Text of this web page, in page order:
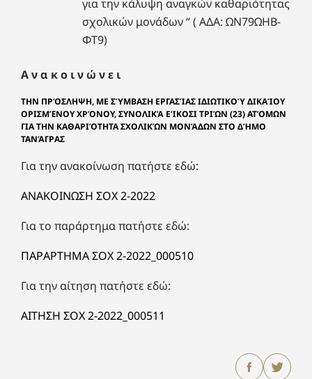
για την κάλυψη αναγκών καθαριότητας
σχολικών μονάδων “ ( ΑΔΑ: ΩΝ79ΩΗΒ-
ΦΤ9)
Α ν α κ ο ι ν ώ ν ε ι
ΤΗΝ ΠΡΌΣΛΗΨΗ, ΜΕ ΣΎΜΒΑΣΗ ΕΡΓΑΣΊΑΣ ΙΔΙΩΤΙΚΟΎ ΔΙΚΑΊΟΥ
ΟΡΙΣΜΈΝΟΥ ΧΡΌΝΟΥ, ΣΥΝΟΛΙΚΆ ΕΊΚΟΣΙ ΤΡΙΏΝ (23)ΑΤΌΜΩΝ
ΓΙΑ ΤΗΝ ΚΑΘΑΡΙΌΤΗΤΑ ΣΧΟΛΙΚΏΝ ΜΟΝΆΔΩΝ ΣΤΟ ΔΉΜΟ
ΤΑΝΆΓΡΑΣ
Για την ανακοίνωση πατήστε εδώ:
ΑΝΑΚΟΙΝΩΣΗ ΣΟΧ 2-2022
Για το παράρτημα πατήστε εδώ:
ΠΑΡΑΡΤΗΜΑ ΣΟΧ 2-2022_000510
Για την αίτηση πατήστε εδώ:
ΑΙΤΗΣΗ ΣΟΧ 2-2022_000511